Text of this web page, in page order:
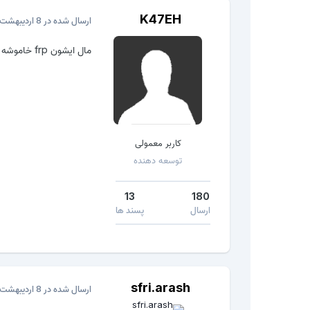
K47EH
کاربر معمولی
توسعه دهنده
180
ارسال
13
پسند ها
ارسال شده در 8 اردیبهشت، 2017
مال ایشون frp خاموشه
sfri.arash ارسال شده در 8 اردیبهشت، 2017